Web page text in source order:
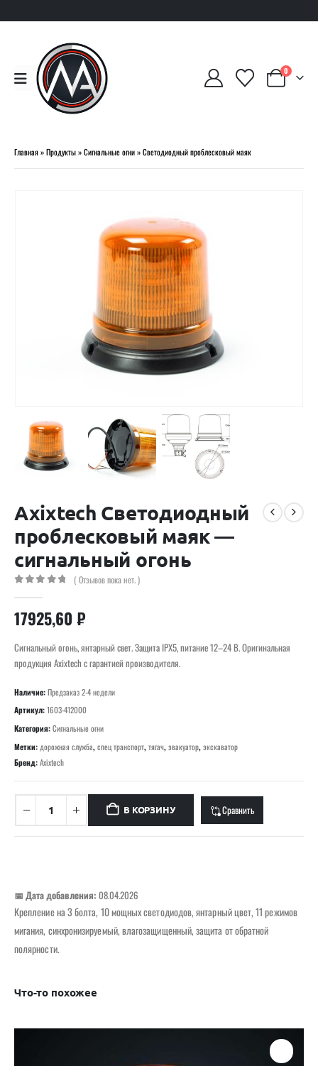
0
Главная»Продукты»Сигнальные огни»Светодиодный проблесковый маяк
Axixtech Светодиодный
проблесковый маяк —
сигнальный огонь
( Отзывов пока нет. )
17925,60 ₽
Сигнальный огонь, янтарный свет. Защита IPX5, питание 12–24 В. Оригинальная
продукция Axixtech с гарантией производителя.
Наличие:Предзаказ 2-4 недели
Артикул:1603-412000
Категория:Сигнальные огни
Метки: дорожная служба,спец транспорт,тягач,эвакуатор,экскаватор
Бренд:Axixtech
В КОРЗИНУ Сравнить
📅 Дата добавления: 08.04.2026
Крепление на 3 болта, 10 мощных светодиодов, янтарный цвет, 11 режимов
мигания, синхронизируемый, влагозащищенный, защита от обратной
полярности.
Что-то похожее